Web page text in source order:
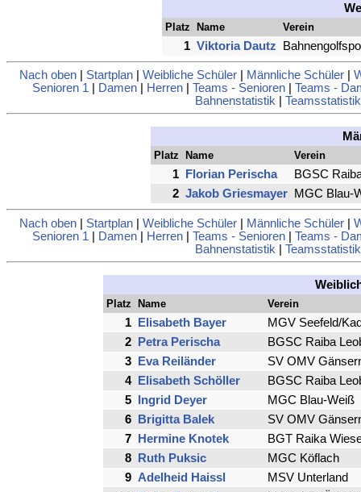
Platz Name Verein
1 Viktoria Dautz
Nach oben| Startplan| Weibliche Schüler| Männliche Schüler|
Senioren 1
Damen Herren Teams - Senioren
Teams -
Bahnenstatistik
Teamsstatistik
Platz Name Verein
1 Florian Perischa
BGSC
2 Jakob Griesmayer MGC Blau-
Nach oben| Startplan| Weibliche Schüler| Männliche Schüler|
Senioren 1
Damen Herren Teams - Senioren
Teams -
Bahnenstatistik
Teamsstatistik
Platz Name Verein
1 Elisabeth Bayer
MGV Seefeld/
2
Petra Perischa
BGSC Raiba
3
Eva Reiländer
SV OMV
4
Elisabeth Schöller
BGSC Raiba
5
Ingrid Deyer
MGC Blau-Weiß
6
Brigitta Balek
SV OMV
7
Hermine Knotek
BGT Raika
8
Ruth Puksic
MGC Köflach
9 Adelheid Haissl
MSV Unterland